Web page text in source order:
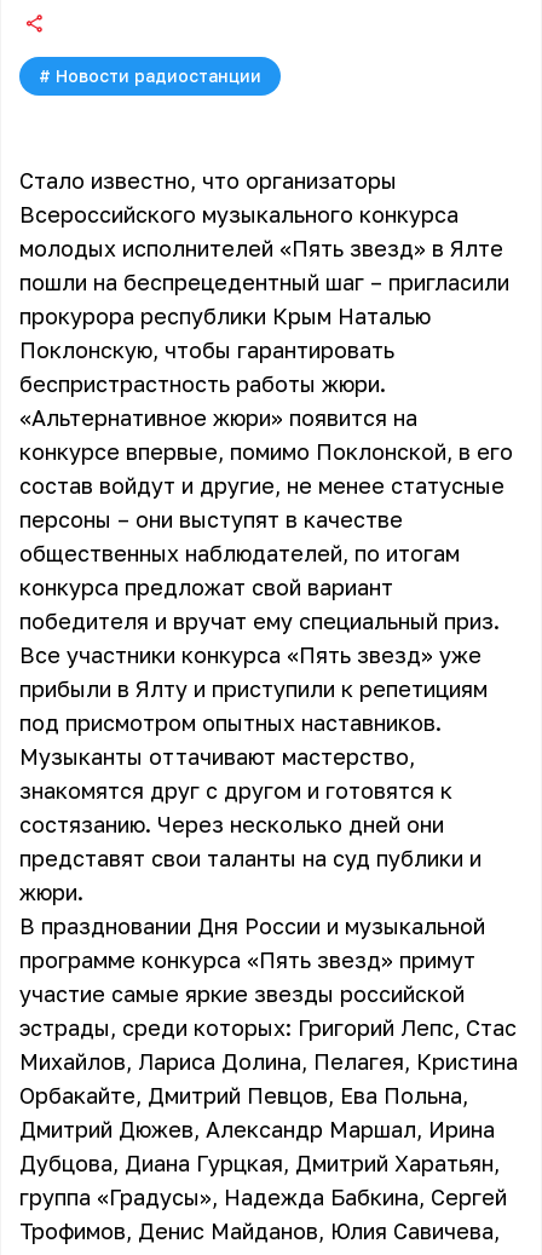
# Новости радиостанции
Стало известно, что организаторы
Всероссийского музыкального конкурса
молодых исполнителей «Пять звезд» в Ялте
пошли на беспрецедентный шаг – пригласили
прокурора республики Крым Наталью
Поклонскую, чтобы гарантировать
беспристрастность работы жюри.
«Альтернативное жюри» появится на
конкурсе впервые, помимо Поклонской, в его
состав войдут и другие, не менее статусные
персоны – они выступят в качестве
общественных наблюдателей, по итогам
конкурса предложат свой вариант
победителя и вручат ему специальный приз.
Все участники конкурса «Пять звезд» уже
прибыли в Ялту и приступили к репетициям
под присмотром опытных наставников.
Музыканты оттачивают мастерство,
знакомятся друг с другом и готовятся к
состязанию. Через несколько дней они
представят свои таланты на суд публики и
жюри.
В праздновании Дня России и музыкальной
программе конкурса «Пять звезд» примут
участие самые яркие звезды российской
эстрады, среди которых: Григорий Лепс, Стас
Михайлов, Лариса Долина, Пелагея, Кристина
Орбакайте, Дмитрий Певцов, Ева Польна,
Дмитрий Дюжев, Александр Маршал, Ирина
Дубцова, Диана Гурцкая, Дмитрий Харатьян,
группа «Градусы», Надежда Бабкина, Сергей
Трофимов, Денис Майданов, Юлия Савичева,